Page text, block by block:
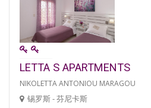
LETTA S APARTMENTS
NIKOLETTA ANTONIOU MARAGOU
锡罗斯 - 芬尼卡斯